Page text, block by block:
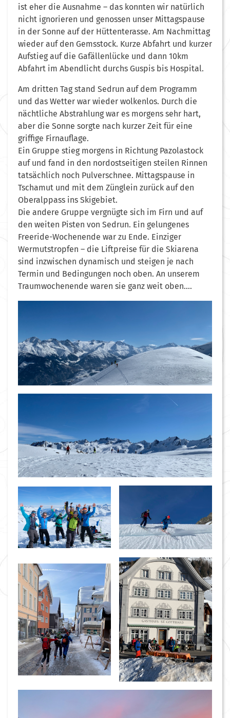
ist eher die Ausnahme – das konnten wir natürlich
nicht ignorieren und genossen unser Mittagspause
in der Sonne auf der Hüttenterasse. Am Nachmittag
wieder auf den Gemsstock. Kurze Abfahrt und kurzer
Aufstieg auf die Gafällenlücke und dann 10km
Abfahrt im Abendlicht durchs Guspis bis Hospital.
Am dritten Tag stand Sedrun auf dem Programm
und das Wetter war wieder wolkenlos. Durch die
nächtliche Abstrahlung war es morgens sehr hart,
aber die Sonne sorgte nach kurzer Zeit für eine
griffige Firnauflage.
Ein Gruppe stieg morgens in Richtung Pazolastock
auf und fand in den nordostseitigen steilen Rinnen
tatsächlich noch Pulverschnee. Mittagspause in
Tschamut und mit dem Zünglein zurück auf den
Oberalppass ins Skigebiet.
Die andere Gruppe vergnügte sich im Firn und auf
den weiten Pisten von Sedrun. Ein gelungenes
Freeride-Wochenende war zu Ende. Einziger
Wermutstropfen – die Liftpreise für die Skiarena
sind inzwischen dynamisch und steigen je nach
Termin und Bedingungen noch oben. An unserem
Traumwochenende waren sie ganz weit oben….